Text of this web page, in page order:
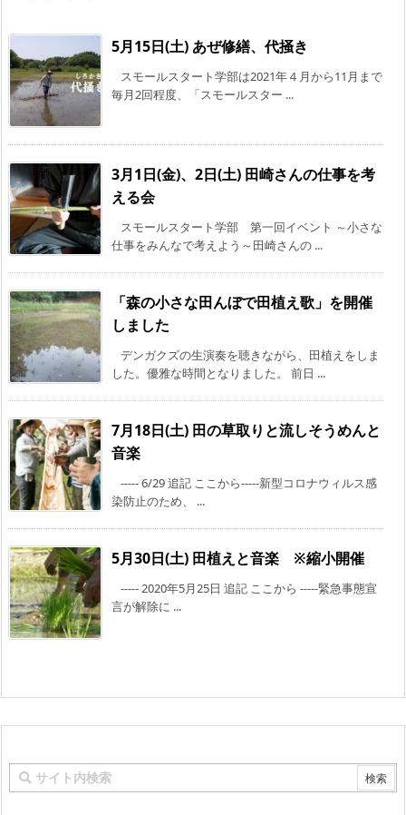
5月15日(土) あぜ修繕、代掻き
スモールスタート学部は2021年４月から11月まで
毎月2回程度、「スモールスター ...
3月1日(金)、2日(土) 田崎さんの仕事を考
える会
スモールスタート学部 第一回イベント ～小さな
仕事をみんなで考えよう～田崎さんの ...
「森の小さな田んぼで田植え歌」を開催
しました
デンガクズの生演奏を聴きながら、田植えをしま
した。優雅な時間となりました。 前日 ...
7月18日(土) 田の草取りと流しそうめんと
音楽
----- 6/29 追記 ここから-----新型コロナウィルス感
染防止のため、 ...
5月30日(土) 田植えと音楽 ※縮小開催
----- 2020年5月25日 追記 ここから -----緊急事態宣
言が解除に ...